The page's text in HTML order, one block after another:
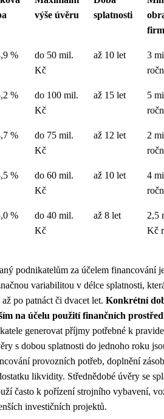
výše úvěru
splatnosti
%
do 50 mil.
Kč
až 10 let
3
%
do 100 mil.
Kč
až 15 let
5
%
do 75 mil.
Kč
až 12 let
2
%
do 60 mil.
Kč
až 10 let
4
%
do 40 mil.
Kč
až 8 let
2,5
Kč
podnikatelům za účelem financování
variabilitou v délce splatnosti,
po patnáct či dvacet let. Konkrétní
na účelu použití finančních
generovat příjmy potřebné k
s dobou splatnosti do jednoho roku
provozních potřeb, doplnění
likvidity. Střednědobé úvěry se
často k pořízení strojního vybavení,
investičních projektů.